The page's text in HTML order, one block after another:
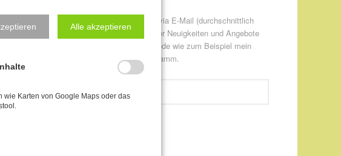
Bitte informieren Sie mich via E-Mail (durchschnittlich
etwa einmal pro Monat) über Neuigkeiten und Angebote
zur CANTIENICA® - Methode wie zum Beispiel mein
jeweils aktuelles Kursprogramm.
Alle akzeptieren
wie Karten von Google Maps oder das